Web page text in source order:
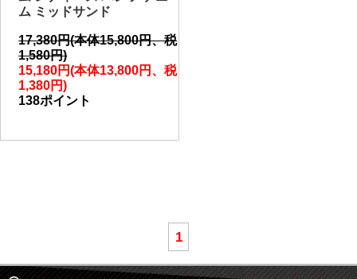
ム ミッドサンド
17,380円(本体15,800円、税
1,580円)
15,180円(本体13,800円、税
1,380円)
138ポイント
1